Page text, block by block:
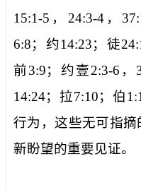
15:1-5 ， 24:3-4，
6:8；约14:23；徒
前3:9；约壹2:3-6 ，
14:24；拉7:10；伯1:1
行为，这些无可指
新盼望的重要见证。